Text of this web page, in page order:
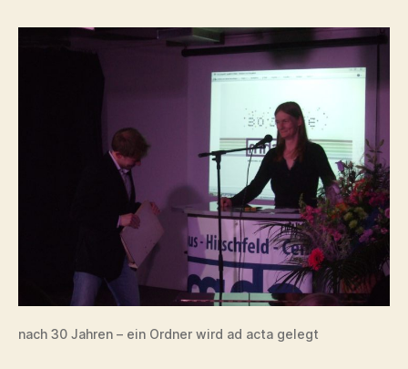
nach 30 Jahren – ein Ordner wird ad acta gelegt